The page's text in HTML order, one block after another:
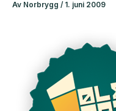
Av Norbrygg / 1. juni 2009